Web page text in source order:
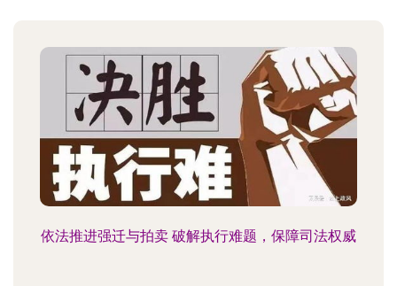
依法推进强迁与拍卖 破解执行难题，保障司法权威